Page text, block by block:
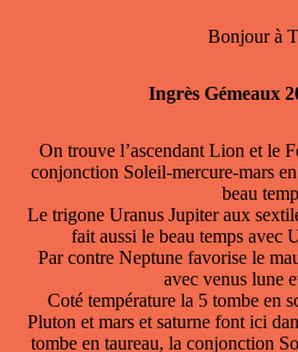
Bonjour à
Ingrès Gémeaux
On trouve l’ascendant Lion et le
conjonction Soleil-mercure-mars
beau
Le trigone Uranus Jupiter aux
fait aussi le beau temps avec
Par contre Neptune favorise le
avec venus lune
Coté température la 5 tombe en
Pluton et mars et saturne font ici
tombe en taureau, la conjonction